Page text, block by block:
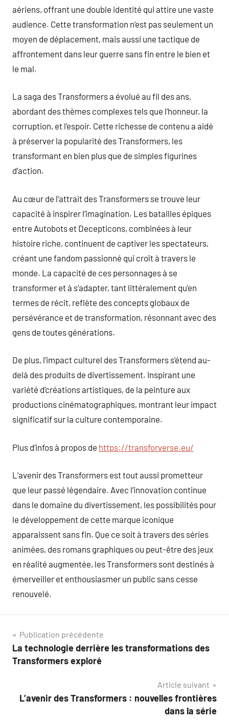
aériens, offrant une double identité qui attire une vaste
audience. Cette transformation n’est pas seulement un
moyen de déplacement, mais aussi une tactique de
affrontement dans leur guerre sans fin entre le bien et
le mal.
La saga des Transformers a évolué au fil des ans,
abordant des thèmes complexes tels que l’honneur, la
corruption, et l’espoir. Cette richesse de contenu a aidé
à préserver la popularité des Transformers, les
transformant en bien plus que de simples figurines
d’action.
Au cœur de l’attrait des Transformers se trouve leur
capacité à inspirer l’imagination. Les batailles épiques
entre Autobots et Decepticons, combinées à leur
histoire riche, continuent de captiver les spectateurs,
créant une fandom passionné qui croît à travers le
monde. La capacité de ces personnages à se
transformer et à s’adapter, tant littéralement qu’en
termes de récit, reflète des concepts globaux de
persévérance et de transformation, résonnant avec des
gens de toutes générations.
De plus, l’impact culturel des Transformers s’étend au-
delà des produits de divertissement. Inspirant une
variété d’créations artistiques, de la peinture aux
productions cinématographiques, montrant leur impact
significatif sur la culture contemporaine.
Plus d’infos à propos de https://transforverse.eu/
L’avenir des Transformers est tout aussi prometteur
que leur passé légendaire. Avec l’innovation continue
dans le domaine du divertissement, les possibilités pour
le développement de cette marque iconique
apparaissent sans fin. Que ce soit à travers des séries
animées, des romans graphiques ou peut-être des jeux
en réalité augmentée, les Transformers sont destinés à
émerveiller et enthousiasmer un public sans cesse
renouvelé.
Navigation
de
Publication précédente
La technologie derrière les transformations des
Transformers exploré
Article suivant
L’avenir des Transformers : nouvelles frontières
dans la série